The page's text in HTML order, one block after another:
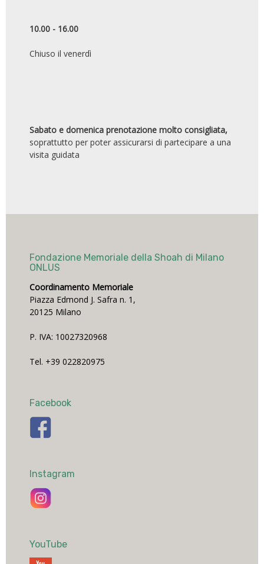
10.00 - 16.00
Chiuso il venerdì
Sabato e domenica prenotazione molto consigliata,
soprattutto per poter assicurarsi di partecipare a una
visita guidata
Fondazione Memoriale della Shoah di Milano
ONLUS
Coordinamento Memoriale
Piazza Edmond J. Safra n. 1,
20125 Milano
P. IVA: 10027320968
Tel. +39 022820975
Facebook
Instagram
YouTube